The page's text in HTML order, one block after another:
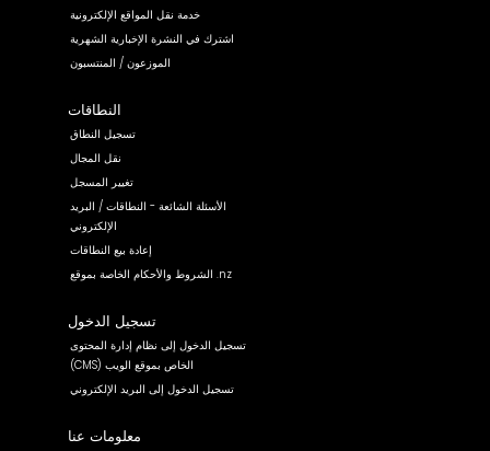
خدمة نقل المواقع الإلكترونية
اشترك في النشرة الإخبارية الشهرية
الموزعون / المنتسبون
النطاقات
تسجيل النطاق
نقل المجال
تغيير المسجل
الأسئلة الشائعة - النطاقات / البريد
الإلكتروني
إعادة بيع النطاقات
الشروط والأحكام الخاصة بموقع .nz
تسجيل الدخول
تسجيل الدخول إلى نظام إدارة المحتوى
(CMS) الخاص بموقع الويب
تسجيل الدخول إلى البريد الإلكتروني
معلومات عنا